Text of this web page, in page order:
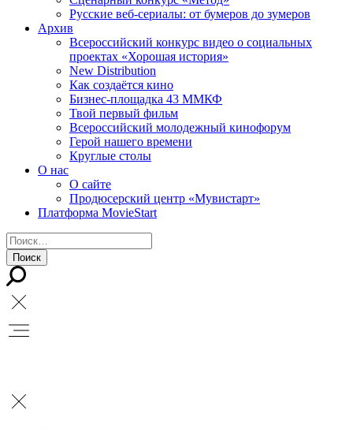
Русские веб-сериалы: от бумеров до зумеров
Архив
Всероссийский конкурс видео о социальных
проектах «Хорошая история»
New Distribution
Как создаётся кино
Бизнес-площадка 43 ММКФ
Твой первый фильм
Всероссийский молодежный кинофорум
Герой нашего времени
Круглые столы
О нас
О сайте
Продюсерский центр «Мувистарт»
Платформа MovieStart